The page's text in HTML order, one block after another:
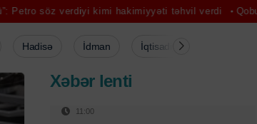
söz verdiyi kimi hakimiyyəti təhvil verdi
Hadisə İdman İqtisadiyyat Şou-
Xəbər lenti
11:00